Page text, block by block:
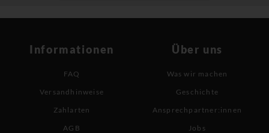
Informationen
FAQ
Versandhinweise
Zahlarten
AGB
Über uns
Was wir machen
Geschichte
Ansprechpartner:innen
Jobs